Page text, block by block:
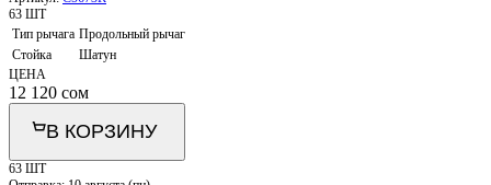
63 ШТ
Тип рычага Продольный рычаг
Стойка
Шатун
ЦЕНА
12 120 сом
В КОРЗИНУ
63 ШТ